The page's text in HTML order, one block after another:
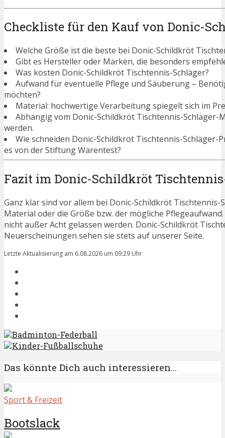
Checkliste für den Kauf von Donic-
Welche Größe ist die beste bei Donic-Schildkröt
Gibt es Hersteller oder Marken, die besonders
Was kosten Donic-Schildkröt Tischtennis-Schläger?
Aufwand für eventuelle Pflege und Säuberung –
möchten?
Material: hochwertige Verarbeitung spiegelt sich im
Abhängig vom Donic-Schildkröt Tischtennis-Schläger-
werden.
Wie schneiden Donic-Schildkröt Tischtennis-
es von der Stiftung Warentest?
Fazit im Donic-Schildkröt
Ganz klar sind vor allem bei Donic-Schildkröt
Material oder die Größe bzw. der mögliche
nicht außer Acht gelassen werden. Donic-Schildkröt
Neuerscheinungen sehen sie stets auf unserer Seite.
Letzte Aktualisierung am 6.08.2026 um 09:29 Uhr
Badminton-Federball
Kinder-Fußballschuhe
Das könnte Dich auch interessieren...
Sport & Freizeit
Bootslack